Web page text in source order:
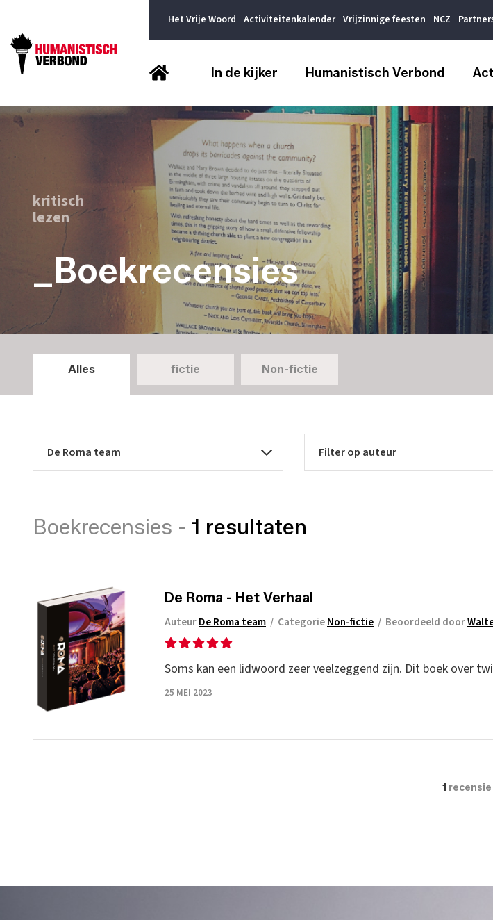
Het Vrije Woord Activiteitenkalender Vrijzinnige feesten NCZ
In de kijker Humanistisch Verbond
kritisch
lezen
_Boekrecensies
Alles fictie Non-fictie
Boekrecensies - 1 resultaten
De Roma - Het Verhaal
AuteurDe Roma team / CategorieNon-fictie / Beoordeeld door
Soms kan een lidwoord zeer veelzeggend zijn. Dit boek over
25 MEI 2023
1 recensie